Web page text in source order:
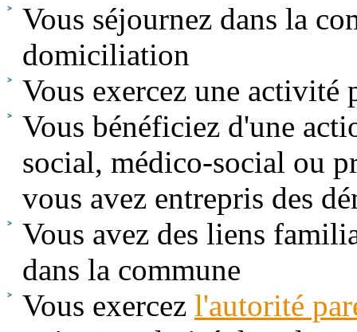
Vous séjournez dans la
domiciliation
Vous exercez une activité
Vous bénéficiez d'une
social, médico-social ou
vous avez entrepris des
Vous avez des liens
dans la commune
Vous exercez l'autorité